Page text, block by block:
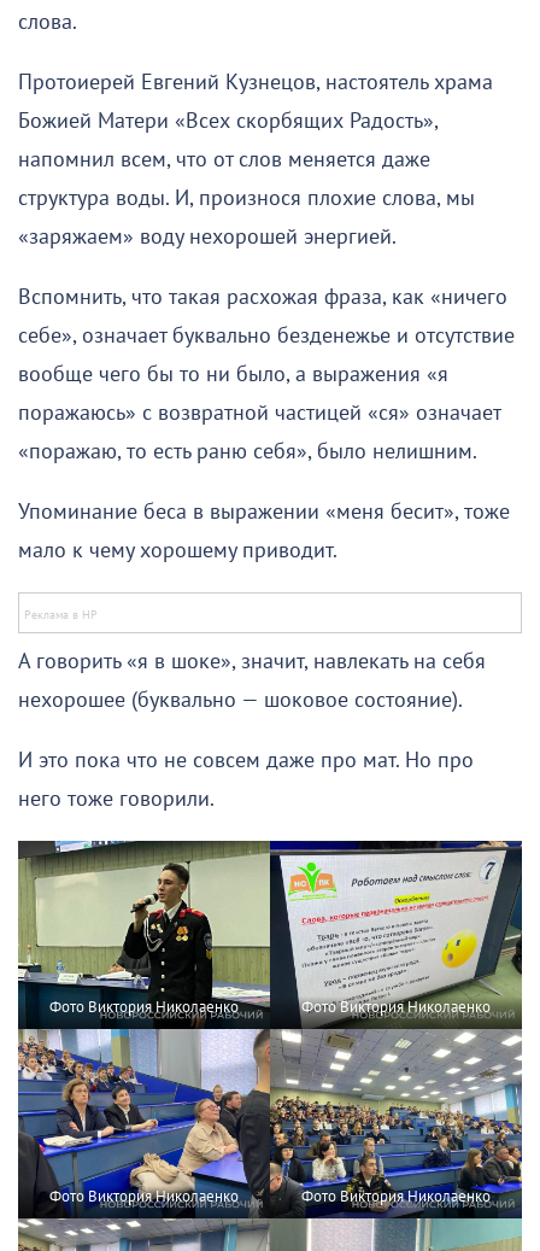
слова.
Протоиерей Евгений Кузнецов, настоятель храма
Божией Матери «Всех скорбящих Радость»,
напомнил всем, что от слов меняется даже
структура воды. И, произнося плохие слова, мы
«заряжаем» воду нехорошей энергией.
Вспомнить, что такая расхожая фраза, как «ничего
себе», означает буквально безденежье и отсутствие
вообще чего бы то ни было, а выражения «я
поражаюсь» с возвратной частицей «ся» означает
«поражаю, то есть раню себя», было нелишним.
Упоминание беса в выражении «меня бесит», тоже
мало к чему хорошему приводит.
А говорить «я в шоке», значит, навлекать на себя
нехорошее (буквально — шоковое состояние).
И это пока что не совсем даже про мат. Но про
него тоже говорили.
Фото Виктория Николаенко Фото Виктория Николаенко
Фото Виктория Николаенко Фото Виктория Николаенко